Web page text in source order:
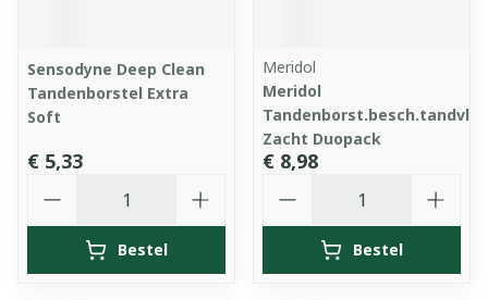
Sensodyne Deep Clean
Tandenborstel Extra
Soft
€ 5,33
Bestel
Meridol
Meridol
Zacht Duopack
€ 8,98
Bestel